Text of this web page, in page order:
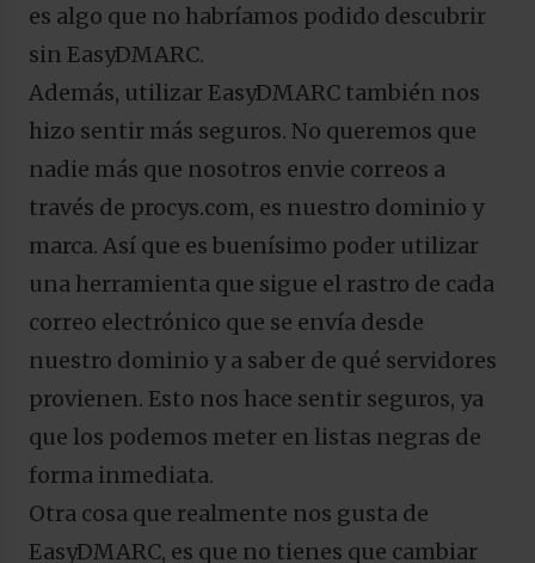
es algo que no habríamos podido descubrir
sin EasyDMARC.
Además, utilizar EasyDMARC también nos
hizo sentir más seguros. No queremos que
nadie más que nosotros envie correos a
través de procys.com, es nuestro dominio y
marca. Así que es buenísimo poder utilizar
una herramienta que sigue el rastro de cada
correo electrónico que se envía desde
nuestro dominio y a saber de qué servidores
provienen. Esto nos hace sentir seguros, ya
que los podemos meter en listas negras de
forma inmediata.
Otra cosa que realmente nos gusta de
EasyDMARC, es que no tienes que cambiar